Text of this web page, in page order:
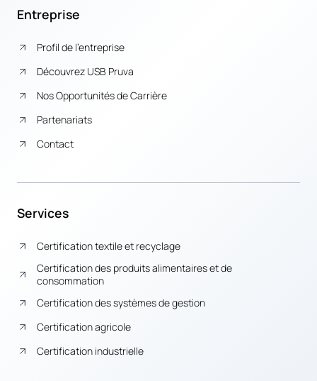
Entreprise
Profil de l’entreprise
Découvrez USB Pruva
Nos Opportunités de Carrière
Partenariats
Contact
Services
Certification textile et recyclage
Certification des produits alimentaires et de
consommation
Certification des systèmes de gestion
Certification agricole
Certification industrielle